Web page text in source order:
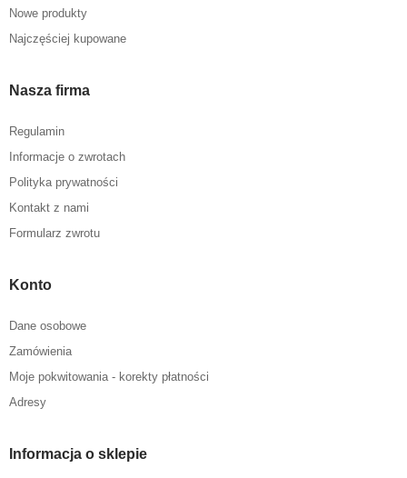
Nowe produkty
Najczęściej kupowane
Nasza firma
Regulamin
Informacje o zwrotach
Polityka prywatności
Kontakt z nami
Formularz zwrotu
Konto
Dane osobowe
Zamówienia
Moje pokwitowania - korekty płatności
Adresy
Informacja o sklepie